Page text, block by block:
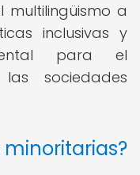
a
inclusivas y
para el
sociedades
minoritarias?